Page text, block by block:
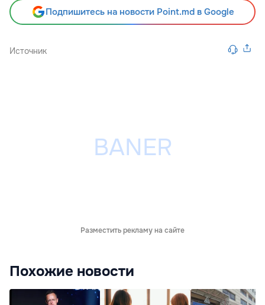
Подпишитесь на новости Point.md в Google
Источник
Разместить рекламу на сайте
Похожие новости